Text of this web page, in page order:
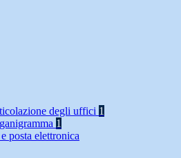
degli uffici 1
1
posta elettronica